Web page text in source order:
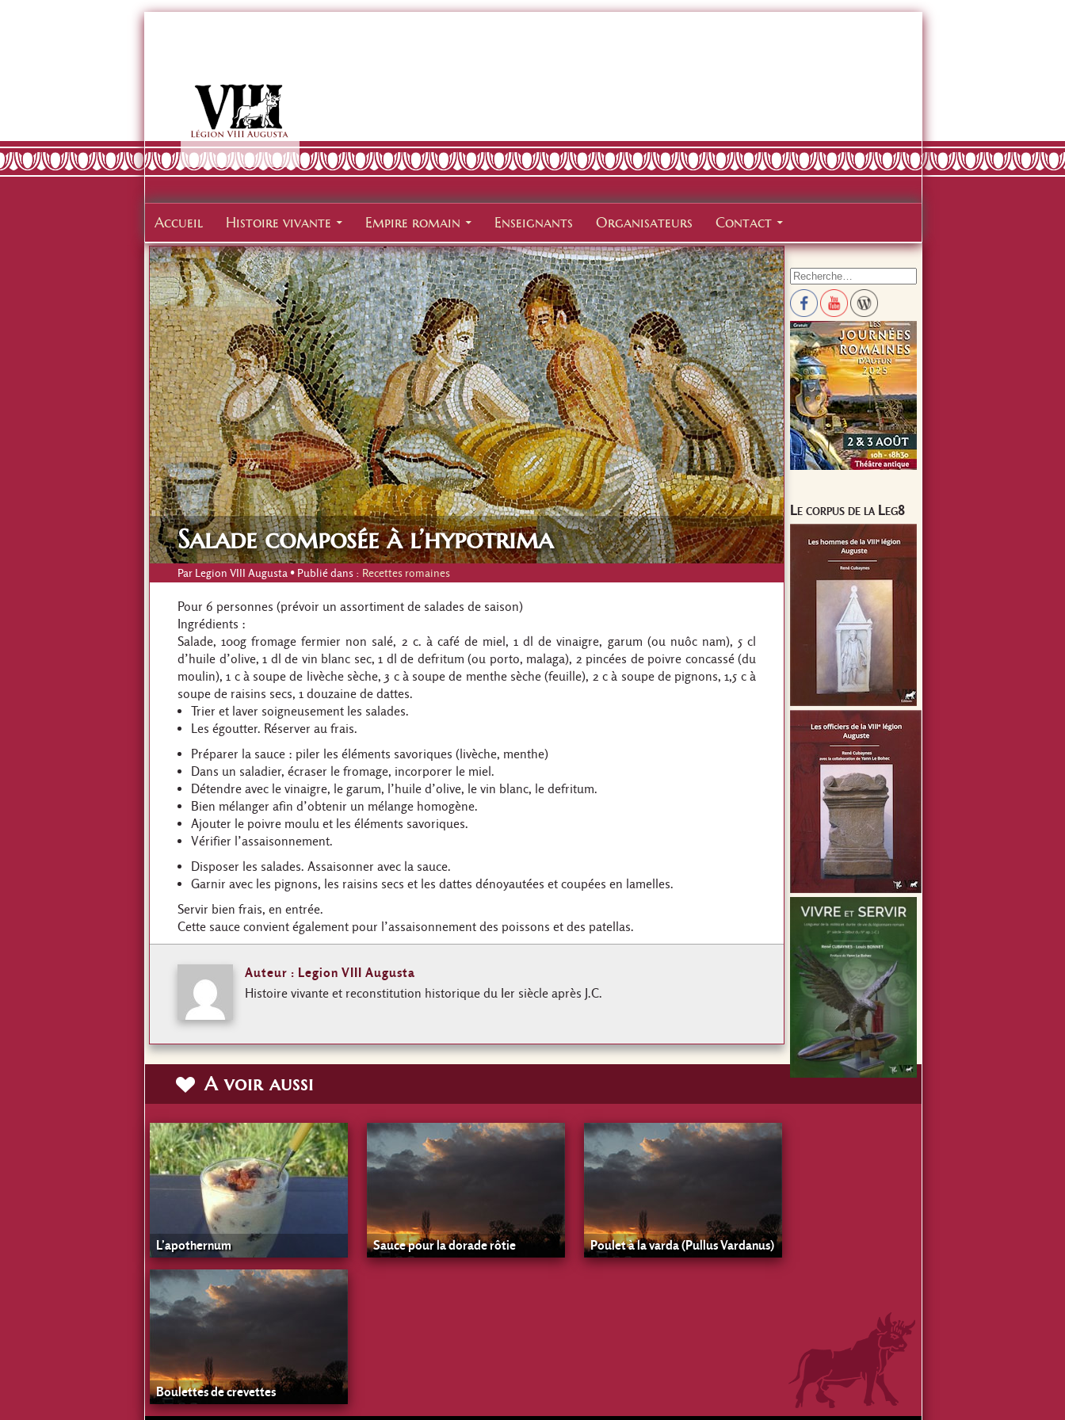
Accueil Histoire vivante Empire romain Enseignants Organisateurs Contact
Salade composée à l’hypotrima
Par Legion VIII Augusta • Publié dans : Recettes romaines
Pour 6 personnes (prévoir un assortiment de salades de saison)
Ingrédients :
Salade, 100g fromage fermier non salé, 2 c. à café de miel, 1 dl de vinaigre, garum (ou nuôc nam), 5 cl
d’huile d’olive, 1 dl de vin blanc sec, 1 dl de defritum (ou porto, malaga), 2 pincées de poivre concassé (du
moulin), 1 c à soupe de livèche sèche, 3 c à soupe de menthe sèche (feuille), 2 c à soupe de pignons, 1,5 c à
soupe de raisins secs, 1 douzaine de dattes.
Trier et laver soigneusement les salades.
Les égoutter. Réserver au frais.
Préparer la sauce : piler les éléments savoriques (livèche, menthe)
Dans un saladier, écraser le fromage, incorporer le miel.
Détendre avec le vinaigre, le garum, l’huile d’olive, le vin blanc, le defritum.
Bien mélanger afin d’obtenir un mélange homogène.
Ajouter le poivre moulu et les éléments savoriques.
Vérifier l’assaisonnement.
Disposer les salades. Assaisonner avec la sauce.
Garnir avec les pignons, les raisins secs et les dattes dénoyautées et coupées en lamelles.
Servir bien frais, en entrée.
Cette sauce convient également pour l’assaisonnement des poissons et des patellas.
Auteur : Legion VIII Augusta
Histoire vivante et reconstitution historique du Ier siècle après J.C.
Le corpus de la Leg8
A voir aussi
L’apothernum Sauce pour la dorade rôtie Poulet à la varda (Pullus Vardanus)
Boulettes de crevettes